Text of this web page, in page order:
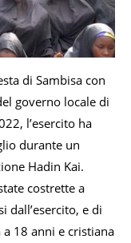
di Sambisa con
governo locale di
l’esercito ha
durante un
Hadin Kai.
costrette a
dall’esercito, e di
18 anni e cristiana